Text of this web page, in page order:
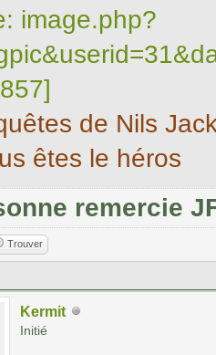
de Nils
êtes le héros
remercie
Trouver
Kermit
Initié